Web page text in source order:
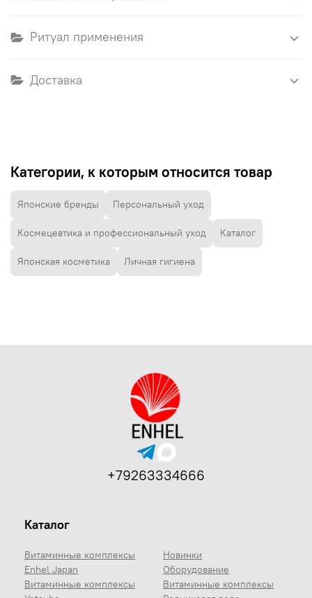
Ритуал применения
Доставка
Категории, к которым относится товар
Японские бренды Персональный уход
Космецевтика и профессиональный уход Каталог
Японская косметика Личная гигиена
Каталог
Витаминные комплексы
Enhel Japan
Витаминные комплексы
Новинки
Оборудование
Витаминные комплексы
+79263334666